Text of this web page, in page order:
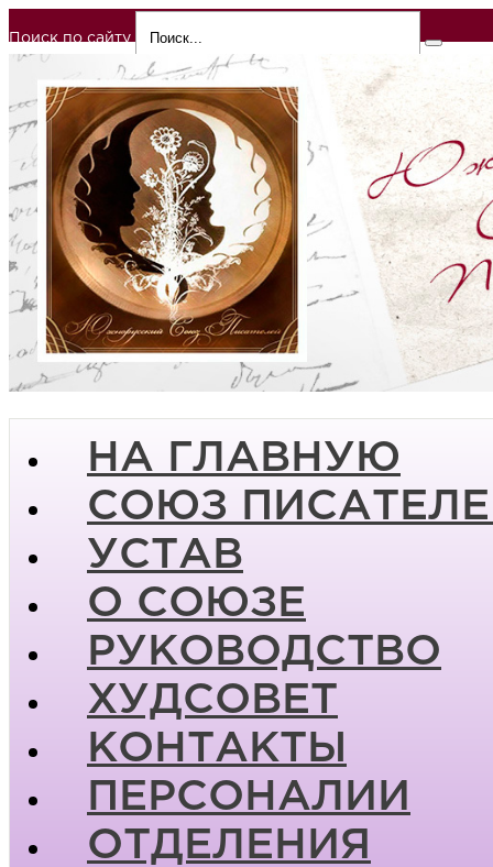
Поиск по сайту
НА ГЛАВНУЮ
СОЮЗ
УСТАВ
О СОЮЗЕ
РУКОВОДСТВО
ХУДСОВЕТ
КОНТАКТЫ
ПЕРСОНАЛИИ
ОТДЕЛЕНИЯ